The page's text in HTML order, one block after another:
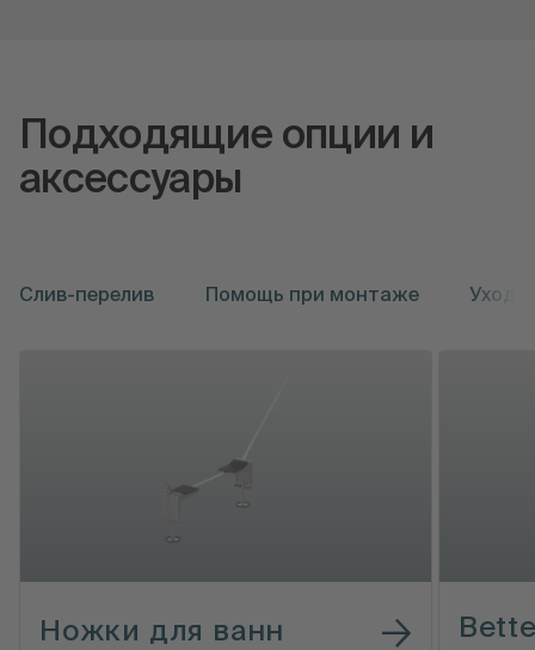
Подходящие опции и
аксессуары
Слив-перелив Помощь при монтаже Уход
Ножки для ванн